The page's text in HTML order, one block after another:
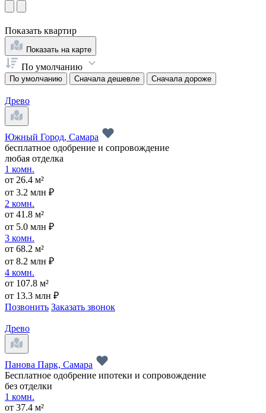
Показать квартир
Показать на карте
По умолчанию
По умолчанию Сначала дешевле Сначала дороже
Древо
Южный Город, Самара
бесплатное одобрение и сопровождение
любая отделка
1 комн.
от 26.4 м²
от 3.2 млн ₽
2 комн.
от 41.8 м²
от 5.0 млн ₽
3 комн.
от 68.2 м²
от 8.2 млн ₽
4 комн.
от 107.8 м²
от 13.3 млн ₽
Позвонить Заказать звонок
Древо
Панова Парк, Самара
Бесплатное одобрение ипотеки и сопровождение
без отделки
1 комн.
от 37.4 м²